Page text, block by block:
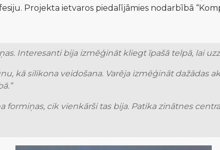
Projekta ietvaros piedalījāmies nodarbībā
Interesanti bija izmēģināt kliegt īpašā telpā, lai
kā silikona veidošana. Varēja izmēģināt dažādas
formiņas, cik vienkārši tas bija. Patika zinātnes